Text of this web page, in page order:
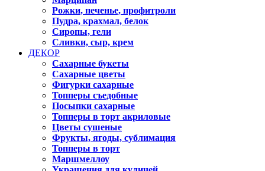
Рожки, печенье, профитроли
Пудра, крахмал, белок
Сиропы, гели
Сливки, сыр, крем
ДЕКОР
Сахарные букеты
Сахарные цветы
Фигурки сахарные
Топперы съедобные
Посыпки сахарные
Топперы в торт акриловые
Цветы сушеные
Фрукты, ягоды, сублимация
Топперы в торт
Маршмеллоу